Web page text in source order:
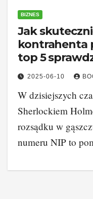
BIZNES
Jak
kontrahenta
top 5
2025-06-10
W dzisiejszych
Sherlockiem
rozsądku w
numeru NIP to